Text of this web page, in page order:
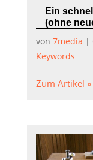
Ein
(ohne
von 7media |
Keywords
Zum Artikel »